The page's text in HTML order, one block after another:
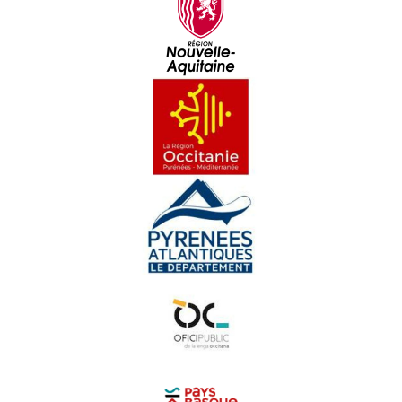
Versus - La Fèsta
Zine - Vi siau venguda veire
Cortesia - Vau a la terro
De La Crau - Temperi
Hestiv'ÒC Fait Son Show - Anda Lutz
Hestiv'ÒC Fait Son Show - Thierry Biscary